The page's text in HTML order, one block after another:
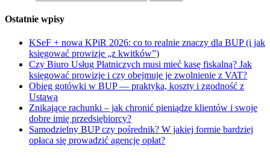
Ostatnie wpisy
KSeF + nowa KPiR 2026: co to realnie znaczy dla BUP (i jak
księgować prowizje „z kwitków”)
Czy Biuro Usług Płatniczych musi mieć kasę fiskalną? Jak
księgować prowizje i czy obejmuje je zwolnienie z VAT?
Obieg gotówki w BUP — praktyka, koszty i zgodność z
Ustawą
Znikające rachunki – jak chronić pieniądze klientów i swoje
dobre imię przedsiębiorcy?
Samodzielny BUP czy pośrednik? W jakiej formie bardziej
opłaca się prowadzić agencję opłat?